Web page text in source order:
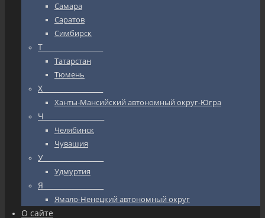
Самара
Саратов
Симбирск
Т_________________
Татарстан
Тюмень
Х_________________
Ханты-Мансийский автономный округ-Югра
Ч_________________
Челябинск
Чувашия
У_________________
Удмуртия
Я_________________
Ямало-Ненецкий автономный округ
О сайте